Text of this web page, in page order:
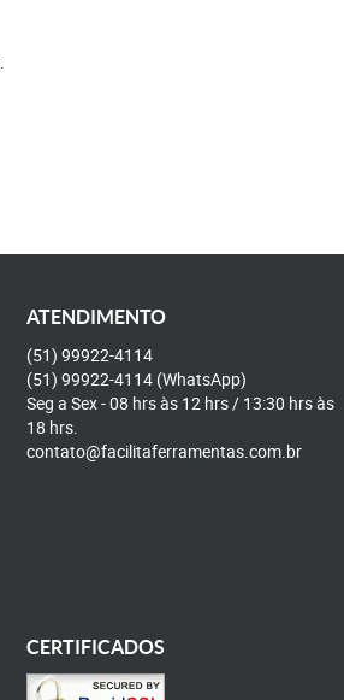
ATENDIMENTO
(51) 99922-4114
(51) 99922-4114 (WhatsApp)
Seg a Sex - 08 hrs às 12 hrs / 13:30 hrs às
18 hrs.
contato@facilitaferramentas.com.br
CERTIFICADOS